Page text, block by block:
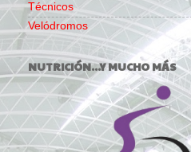
Técnicos
Velódromos
NUTRICIÓN...Y MUCHO MÁS